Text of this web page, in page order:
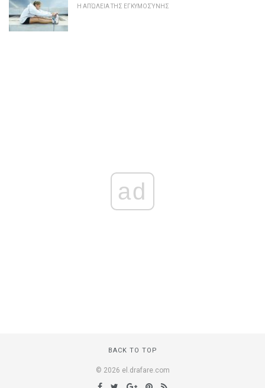
Η ΑΠΏΛΕΙΑ ΤΗΣ ΕΓΚΥΜΟΣΎΝΗΣ
ad
BACK TO TOP
© 2026 el.drafare.com